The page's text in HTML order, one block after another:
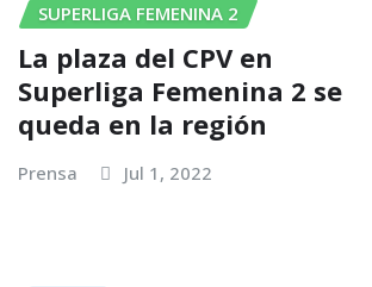
SUPERLIGA FEMENINA 2
La plaza del CPV en
Superliga Femenina 2 se
queda en la región
Prensa Jul 1, 2022